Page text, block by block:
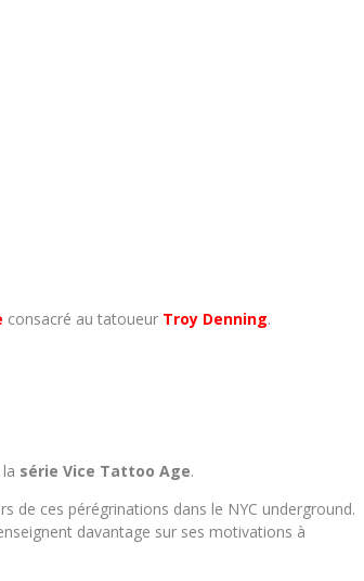
consacré au tatoueur Troy Denning.
série Vice Tattoo Age.
de ces pérégrinations dans le NYC underground.
davantage sur ses motivations à